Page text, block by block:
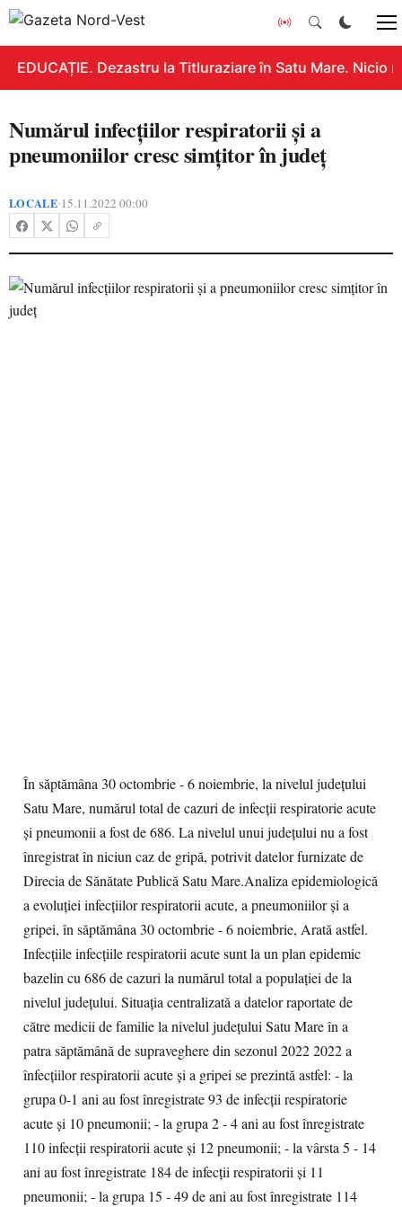
EDUCAȚIE. Dezastru la Titluraziare în Satu Mare. Nicio
Numărul infecțiilor respiratorii și a
pneumoniilor cresc simțitor în județ
LOCALE•15.11.2022 00:00
În săptămâna 30 octombrie - 6 noiembrie, la nivelul județului
Satu Mare, numărul total de cazuri de infecții respiratorie acute
și pneumonii a fost de 686. La nivelul unui județului nu a fost
înregistrat în niciun caz de gripă, potrivit datelor furnizate de
Direcia de Sănătate Publică Satu Mare.Analiza epidemiologică
a evoluției infecțiilor respiratorii acute, a pneumoniilor și a
gripei, în săptămâna 30 octombrie - 6 noiembrie, Arată astfel.
Infecțiile infecțiile respiratorii acute sunt la un plan epidemic
bazelin cu 686 de cazuri la numărul total a populației de la
nivelul județului. Situația centralizată a datelor raportate de
către medicii de familie la nivelul județului Satu Mare în a
patra săptămână de supraveghere din sezonul 2022 2022 a
înfecțiilor respiratorii acute și a gripei se prezintă astfel: - la
grupa 0-1 ani au fost înregistrate 93 de infecții respiratorie
acute și 10 pneumonii; - la grupa 2 - 4 ani au fost înregistrate
110 infecții respiratorii acute și 12 pneumonii; - la vârsta 5 - 14
ani au fost înregistrate 184 de infecții respiratorii și 11
pneumonii; - la grupa 15 - 49 de ani au fost înregistrate 114